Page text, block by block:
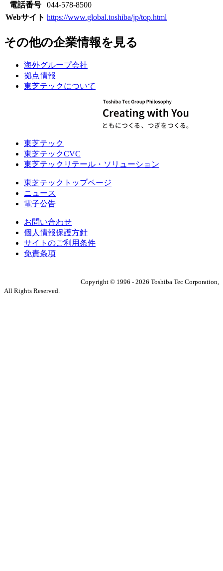
電話番号
044-578-8500
Webサイト https://www.global.toshiba/jp/top.html
その他の企業情報を見る
海外グループ会社
拠点情報
東芝テックについて
東芝テック
東芝テックCVC
東芝テックリテール・ソリューション
東芝テックトップページ
ニュース
電子公告
お問い合わせ
個人情報保護方針
サイトのご利用条件
免責条項
Copyright © 1996 - 2026 Toshiba Tec Corporation,
All Rights Reserved.